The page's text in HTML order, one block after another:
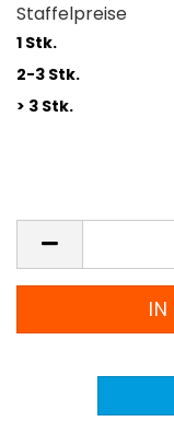
Staffelpreise
1 Stk.
2-3 Stk.
> 3 Stk.